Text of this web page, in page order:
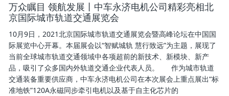
万众瞩目 领航发展丨中车永济电机公司精彩亮相北
京国际城市轨道交通展览会
10月9日，2021北京国际城市轨道交通展览会暨高峰论坛在中国国
际展览中心开幕。本届展会以“智赋城轨 慧行致远”为主题，展现了
当前全球城市轨道交通领域中各项超前的新技术、新模块、新产
品，吸引了众多国内外轨道交通企业代表人员。 作为城市轨道
交通装备重要供应商，中车永济电机公司在本次展会上重点展出“标
准地铁”120A永磁同步牵引电机以及基于自主化芯片的